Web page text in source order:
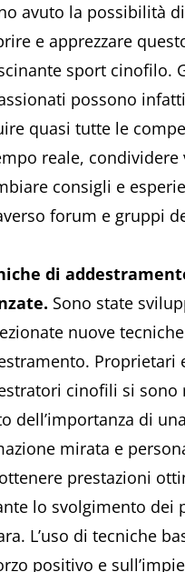
avuto la possibilità di
e apprezzare
sport cinofilo.
possono
quasi tutte le
reale, condividere
consigli e
forum e gruppi
di
Sono state
nuove
Proprietari
cinofili si sono
dell’importanza di
mirata e
prestazioni
lo svolgimento dei
L’uso di tecniche
positivo e